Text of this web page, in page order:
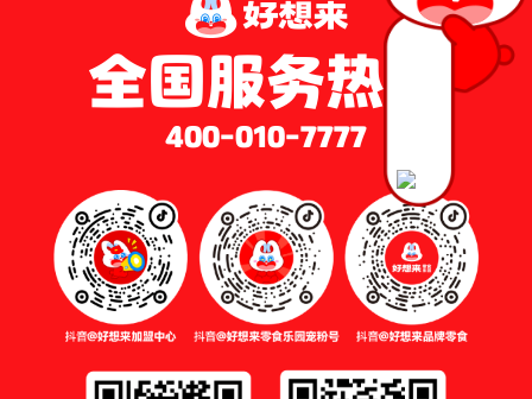
全国服务热线
400-010-7777